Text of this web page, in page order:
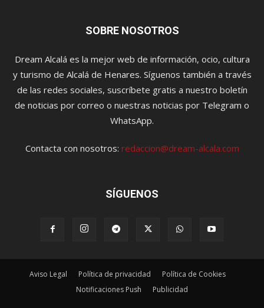
SOBRE NOSOTROS
Dream Alcalá es la mejor web de información, ocio, cultura
y turismo de Alcalá de Henares. Síguenos también a través
de las redes sociales, suscríbete gratis a nuestro boletín
de noticias por correo o nuestras noticias por Telegram o
WhatsApp.
Contacta con nosotros: redaccion@dream-alcala.com
SÍGUENOS
Aviso Legal Política de privacidad
Política de Cookies
Notificaciones Push
Publicidad